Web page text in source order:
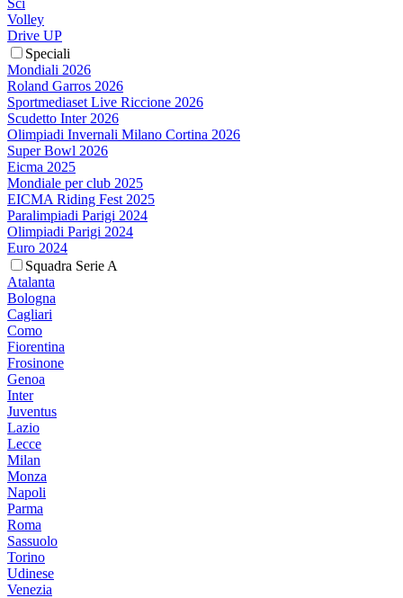
Volley
Drive UP
Speciali
Mondiali 2026
Roland Garros 2026
Sportmediaset Live Riccione 2026
Scudetto Inter 2026
Olimpiadi Invernali Milano Cortina 2026
Super Bowl 2026
Eicma 2025
Mondiale per club 2025
EICMA Riding Fest 2025
Paralimpiadi Parigi 2024
Olimpiadi Parigi 2024
Euro 2024
Squadra Serie A
Atalanta
Bologna
Cagliari
Como
Fiorentina
Frosinone
Genoa
Inter
Juventus
Lazio
Lecce
Milan
Monza
Napoli
Parma
Roma
Sassuolo
Torino
Udinese
Venezia